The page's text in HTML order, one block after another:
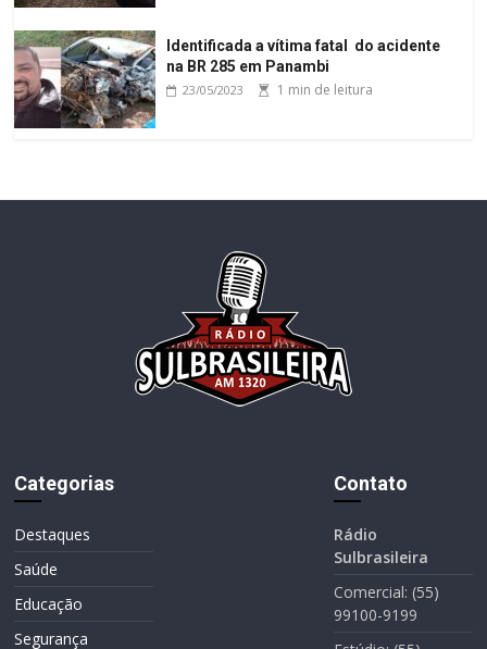
Identificada a vítima fatal do acidente
na BR 285 em Panambi
23/05/2023 1 min de leitura
Categorias
Destaques
Saúde
Educação
Segurança
Contato
Rádio
Sulbrasileira
Comercial: (55)
99100-9199